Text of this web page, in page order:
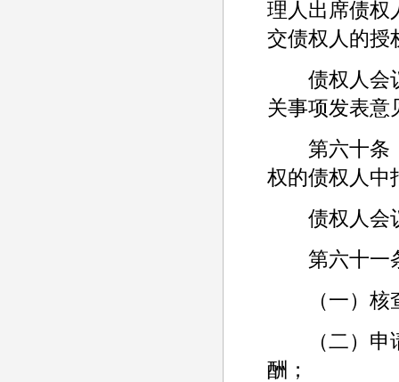
理人出席债权
交债权人的授
债权人会议
关事项发表意
第六十条
权的债权人中
债权人会议
第六十一
（一）核
（二）申请
酬；